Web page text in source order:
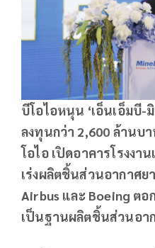
บีโอไอหนุน ‘เอ็นเอ็มบี-
ลงทุนกว่า 2,600 ล้านบ
โอไอ เปิดอาคารโรงง
เร่งผลิตชิ้นส่วนอากาศ
Airbus และ Boeing ต
เป็นฐานผลิตชิ้นส่วนอา